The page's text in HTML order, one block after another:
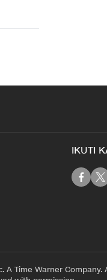
IKUTI
Time Warner